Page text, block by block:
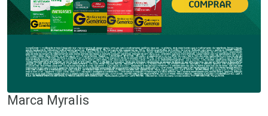
Marca Myralis